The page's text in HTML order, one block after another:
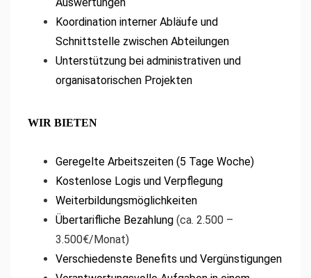
Koordination interner Abläufe und
Schnittstelle zwischen Abteilungen
Unterstützung bei administrativen und
organisatorischen Projekten
WIR BIETEN
Geregelte Arbeitszeiten (5 Tage Woche)
Kostenlose Logis und Verpflegung
Weiterbildungsmöglichkeiten
Übertarifliche Bezahlung (ca. 2.500 –
3.500€/Monat)
Verschiedenste Benefits und Vergünstigungen